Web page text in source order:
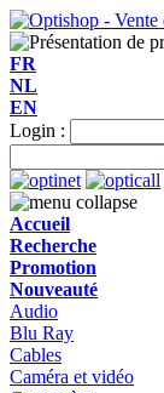
FR
NL
EN
Login :
Accueil
Recherche
Promotion
Nouveauté
Audio
Blu Ray
Cables
Caméra et vidéo